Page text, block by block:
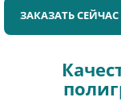
ЗАКАЗАТЬ СЕЙЧАС